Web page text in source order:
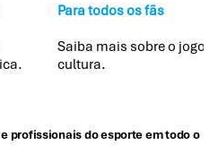
Para todos os fãs
Saiba mais sobre o jogo
cultura.
profissionais do esporte em todo o